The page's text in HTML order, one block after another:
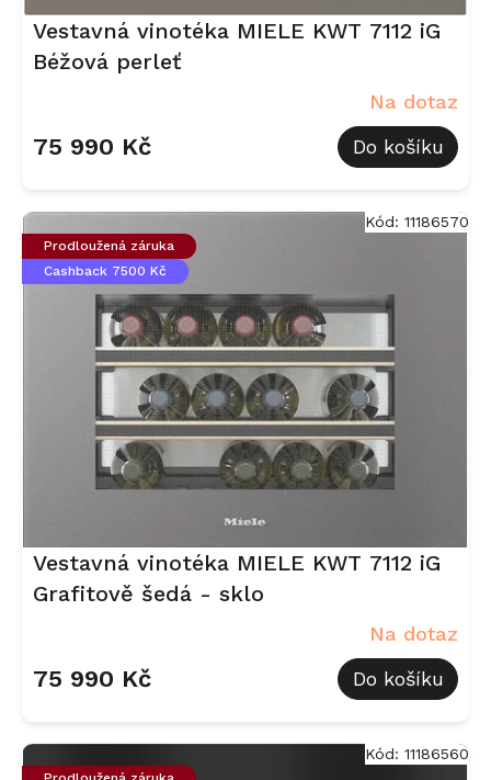
Vestavná vinotéka MIELE KWT 7112 iG
Béžová perleť
Na dotaz
75 990 Kč Do košíku
Prodloužená záruka
Cashback 7500 Kč
Vestavná vinotéka MIELE KWT 7112 iG
Grafitově šedá - sklo
Na dotaz
75 990 Kč Do košíku
Kód: 11186570
Kód: 11186560